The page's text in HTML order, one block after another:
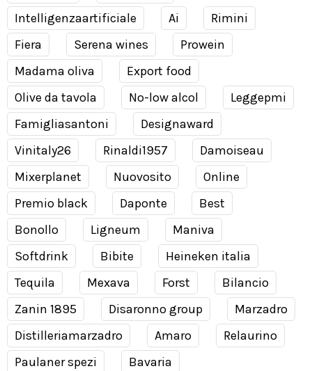
Intelligenzaartificiale
Ai
Rimini
Fiera
Serena wines
Prowein
Madama oliva
Export food
Olive da tavola
No-low alcol
Leggepmi
Famigliasantoni
Designaward
Vinitaly26
Rinaldi1957
Damoiseau
Mixerplanet
Nuovosito
Online
Premio black
Daponte
Best
Bonollo
Ligneum
Maniva
Softdrink
Bibite
Heineken italia
Tequila
Mexava Forst
Bilancio
Zanin 1895
Disaronno group
Marzadro
Distilleriamarzadro
Amaro
Relaurino
Paulaner spezi
Bavaria